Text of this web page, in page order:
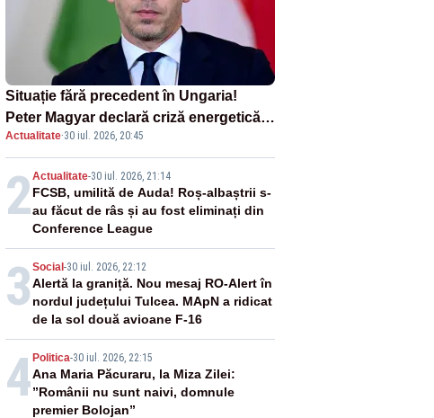
Situație fără precedent în Ungaria!
Peter Magyar declară criză energetică
după oprirea centralei de la Paks
Actualitate·30 iul. 2026, 20:45
2Actualitate-30 iul. 2026, 21:14
FCSB, umilită de Auda! Roș-albaștrii s-
au făcut de râs și au fost eliminați din
Conference League
3 Social -30 iul. 2026, 22:12
Alertă la graniță. Nou mesaj RO-Alert în
nordul județului Tulcea. MApN a ridicat
de la sol două avioane F-16
4 Politica-30 iul. 2026, 22:15
Ana Maria Păcuraru, la Miza Zilei:
”Românii nu sunt naivi, domnule
premier Bolojan”